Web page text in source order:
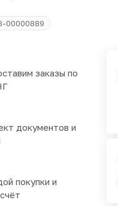
00000889
заказы по
документов и
покупки и